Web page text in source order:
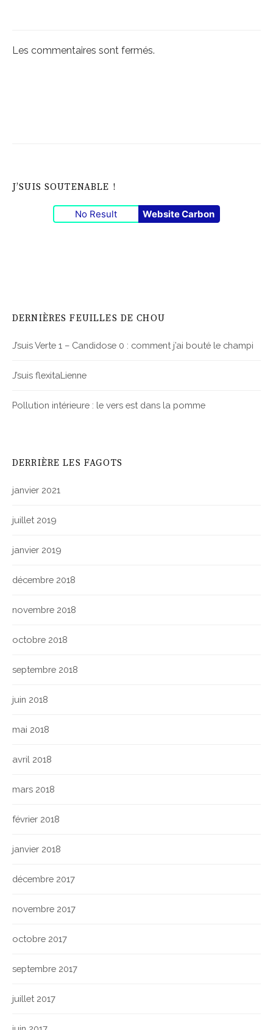
Les commentaires sont fermés.
J’SUIS SOUTENABLE !
No Result Website Carbon
DERNIÈRES FEUILLES DE CHOU
J’suis Verte 1 – Candidose 0 : comment j’ai bouté le champi
J’suis flexitaLienne
Pollution intérieure : le vers est dans la pomme
DERRIÈRE LES FAGOTS
janvier 2021
juillet 2019
janvier 2019
décembre 2018
novembre 2018
octobre 2018
septembre 2018
juin 2018
mai 2018
avril 2018
mars 2018
février 2018
janvier 2018
décembre 2017
novembre 2017
octobre 2017
septembre 2017
juillet 2017